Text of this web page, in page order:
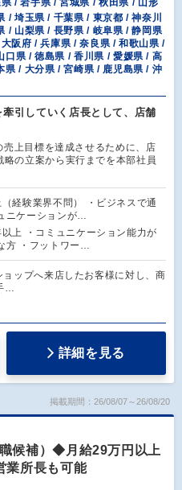
/ 岩手県 / 宮城県 / 秋田県 / 山形
/ 埼玉県 / 千葉県 / 東京都 / 神奈川
/ 山梨県 / 長野県 / 岐阜県 / 静岡県
阪府 / 兵庫県 / 奈良県 / 和歌山県 /
口県 / 徳島県 / 香川県 / 愛媛県 / 高
県 / 大分県 / 宮崎県 / 鹿児島県 / 沖
引していく店長として、店舗
売上目標を達成させるために、店
の立案から実行までを本部社員
（経験業界不問） ・ビジネスで通
ニケーションが…
以上 ・コミュニケーション能力が
方 ・フットワー…
ップへ来店したお客様に対し、商
…
詳細を見る
掲載期間：26/08/07～26/08/20
候補）◆月給29万円以上
業所長も可能